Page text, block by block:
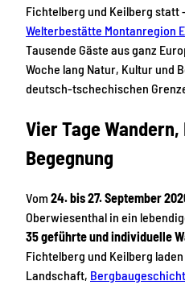
Fichtelberg und Keilberg statt
Welterbestätte Montanregion
Tausende Gäste aus ganz
Woche lang Natur, Kultur und
deutsch-tschechischen
Vier Tage
Begegnung
Vom 24. bis 27. September
Oberwiesenthal in ein
35 geführte und individuelle
Fichtelberg und Keilberg
Landschaft,